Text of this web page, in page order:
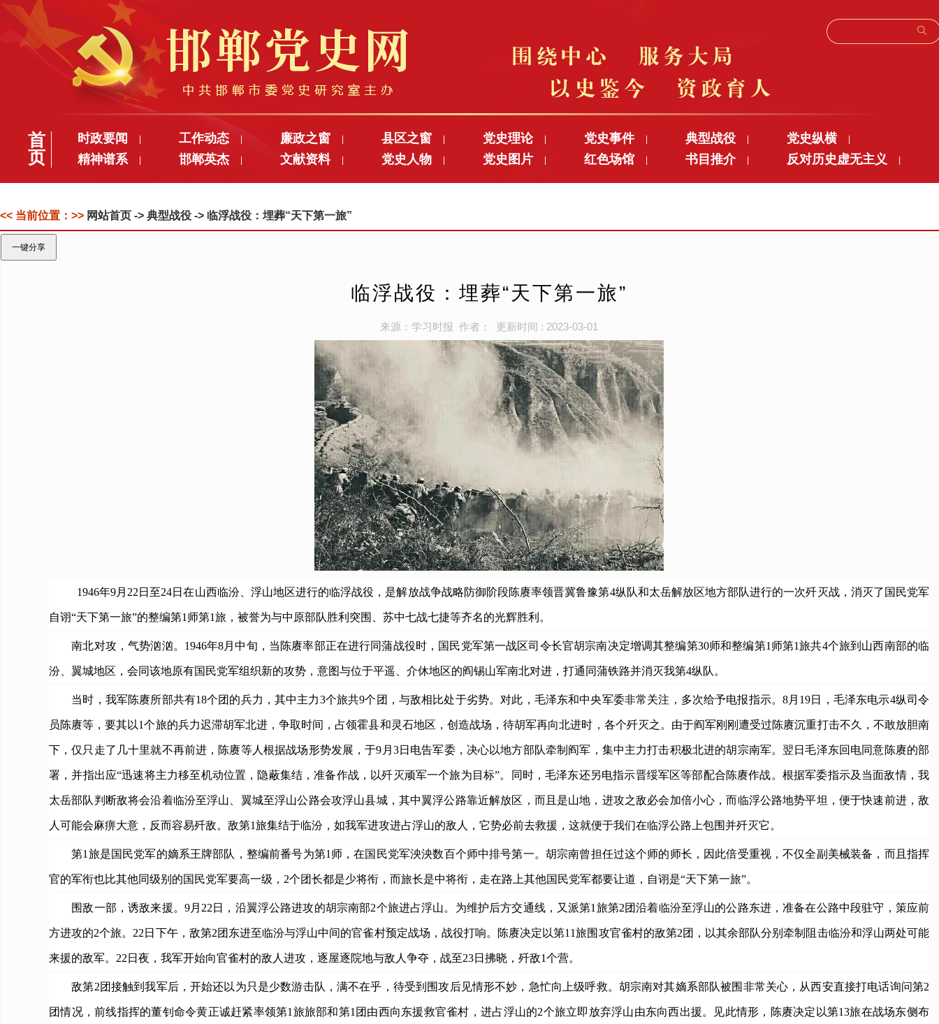
首
页
时政要闻 工作动态 廉政之窗 县区之窗 党史理论 党史事件 典型战役 党史纵横
精神谱系 邯郸英杰 文献资料 党史人物 党史图片 红色场馆 书目推介 反对历史虚无主义
<< 当前位置：>> 网站首页 -> 典型战役 -> 临浮战役：埋葬“天下第一旅”
一键分享
临浮战役：埋葬“天下第一旅”
来源：学习时报 作者： 更新时间 : 2023-03-01
1946年9月22日至24日在山西临汾、浮山地区进行的临浮战役，是解放战争战略防御阶段陈赓率领晋冀鲁豫第4纵队和太岳解放区地方部队进行的一次歼灭战，消灭了国民党军
自诩“天下第一旅”的整编第1师第1旅，被誉为与中原部队胜利突围、苏中七战七捷等齐名的光辉胜利。
南北对攻，气势汹汹。1946年8月中旬，当陈赓率部正在进行同蒲战役时，国民党军第一战区司令长官胡宗南决定增调其整编第30师和整编第1师第1旅共4个旅到山西南部的临
汾、翼城地区，会同该地原有国民党军组织新的攻势，意图与位于平遥、介休地区的阎锡山军南北对进，打通同蒲铁路并消灭我第4纵队。
当时，我军陈赓所部共有18个团的兵力，其中主力3个旅共9个团，与敌相比处于劣势。对此，毛泽东和中央军委非常关注，多次给予电报指示。8月19日，毛泽东电示4纵司令
员陈赓等，要其以1个旅的兵力迟滞胡军北进，争取时间，占领霍县和灵石地区，创造战场，待胡军再向北进时，各个歼灭之。由于阎军刚刚遭受过陈赓沉重打击不久，不敢放胆南
下，仅只走了几十里就不再前进，陈赓等人根据战场形势发展，于9月3日电告军委，决心以地方部队牵制阎军，集中主力打击积极北进的胡宗南军。翌日毛泽东回电同意陈赓的部
署，并指出应“迅速将主力移至机动位置，隐蔽集结，准备作战，以歼灭顽军一个旅为目标”。同时，毛泽东还另电指示晋绥军区等部配合陈赓作战。根据军委指示及当面敌情，我
太岳部队判断敌将会沿着临汾至浮山、翼城至浮山公路会攻浮山县城，其中翼浮公路靠近解放区，而且是山地，进攻之敌必会加倍小心，而临浮公路地势平坦，便于快速前进，敌
人可能会麻痹大意，反而容易歼敌。敌第1旅集结于临汾，如我军进攻进占浮山的敌人，它势必前去救援，这就便于我们在临浮公路上包围并歼灭它。
第1旅是国民党军的嫡系王牌部队，整编前番号为第1师，在国民党军泱泱数百个师中排号第一。胡宗南曾担任过这个师的师长，因此倍受重视，不仅全副美械装备，而且指挥
官的军衔也比其他同级别的国民党军要高一级，2个团长都是少将衔，而旅长是中将衔，走在路上其他国民党军都要让道，自诩是“天下第一旅”。
围敌一部，诱敌来援。9月22日，沿翼浮公路进攻的胡宗南部2个旅进占浮山。为维护后方交通线，又派第1旅第2团沿着临汾至浮山的公路东进，准备在公路中段驻守，策应前
方进攻的2个旅。22日下午，敌第2团东进至临汾与浮山中间的官雀村预定战场，战役打响。陈赓决定以第11旅围攻官雀村的敌第2团，以其余部队分别牵制阻击临汾和浮山两处可能
来援的敌军。22日夜，我军开始向官雀村的敌人进攻，逐屋逐院地与敌人争夺，战至23日拂晓，歼敌1个营。
敌第2团接触到我军后，开始还以为只是少数游击队，满不在乎，待受到围攻后见情形不妙，急忙向上级呼救。胡宗南对其嫡系部队被围非常关心，从西安直接打电话询问第2
团情况，前线指挥的董钊命令黄正诚赶紧率领第1旅旅部和第1团由西向东援救官雀村，进占浮山的2个旅立即放弃浮山由东向西出援。见此情形，陈赓决定以第13旅在战场东侧布